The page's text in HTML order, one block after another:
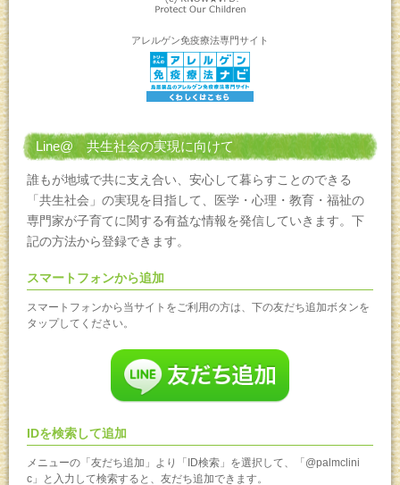
アレルゲン免疫療法専門サイト
Line@ 共生社会の実現に向けて
誰もが地域で共に支え合い、安心して暮らすことのできる
「共生社会」の実現を目指して、医学・心理・教育・福祉の
専門家が子育てに関する有益な情報を発信していきます。下
記の方法から登録できます。
スマートフォンから追加
スマートフォンから当サイトをご利用の方は、下の友だち追加ボタンを
タップしてください。
IDを検索して追加
メニューの「友だち追加」より「ID検索」を選択して、「@palmclini
c」と入力して検索すると、友だち追加できます。